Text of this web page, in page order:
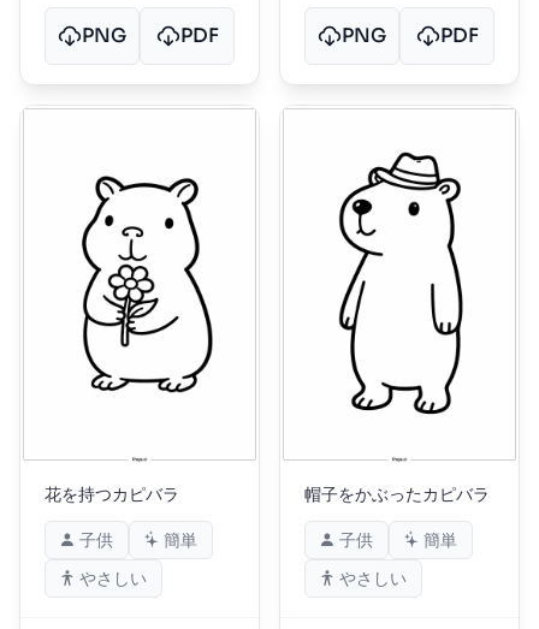
PNG PDF PNG PDF
花を持つカピバラ
子供
簡単
やさしい
帽子をかぶったカピバラ
子供
簡単
やさしい